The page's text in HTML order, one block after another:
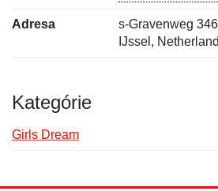
Adresa
s-Gravenweg
IJssel,
Kategórie
Girls Dream